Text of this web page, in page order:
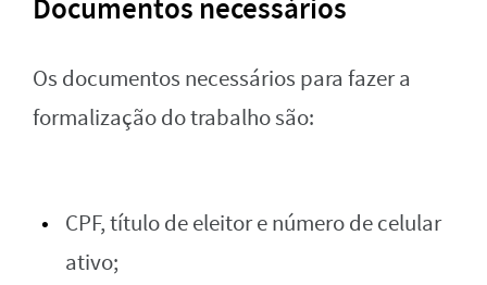
Documentos necessários
Os documentos necessários para fazer a
formalização do trabalho são:
CPF, título de eleitor e número de celular
ativo;